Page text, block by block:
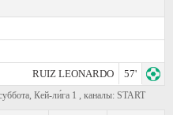
RUIZ LEONARDO
57'
Кей-ли́га 1 , каналы: START